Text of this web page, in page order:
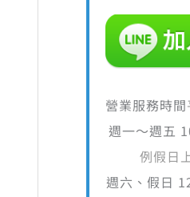
營業服務時間
週一～週五
例假日
週六、假日